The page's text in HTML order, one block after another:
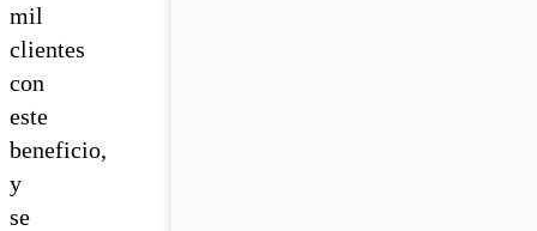
mil
clientes
con
este
beneficio,
y
se